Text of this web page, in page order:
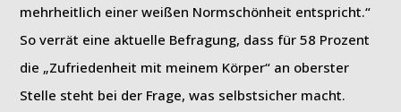
mehrheitlich einer weißen Normschönheit entspricht.“
So verrät eine aktuelle Befragung, dass für 58 Prozent
die „Zufriedenheit mit meinem Körper“ an oberster
Stelle steht bei der Frage, was selbstsicher macht.